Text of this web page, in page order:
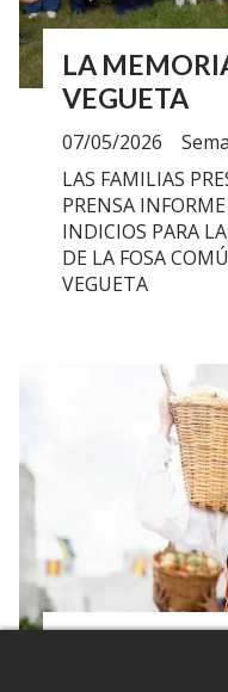
LA
VEGUETA
07/05/2026
LAS FAMILIAS
PRENSA
INDICIOS PARA
DE LA FOSA
VEGUETA
EL PARTIDO